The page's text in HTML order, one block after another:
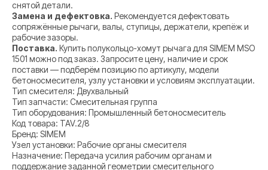
снятой детали.
Замена и дефектовка. Рекомендуется дефектовать
сопряжённые рычаги, валы, ступицы, держатели, крепёж и
рабочие зазоры.
Поставка. Купить полукольцо-хомут рычага для SIMEM MSO
1501 можно под заказ. Запросите цену, наличие и срок
поставки — подберём позицию по артикулу, модели
бетоносмесителя, узлу установки и условиям эксплуатации.
Тип смесителя: Двухвальный
Тип запчасти: Смесительная группа
Тип оборудования: Промышленный бетоносмеситель
Код товара: TAV.2/8
Бренд: SIMEM
Узел установки: Рабочие органы смесителя
Назначение: Передача усилия рабочим органам и
поддержание заданной геометрии смесительного